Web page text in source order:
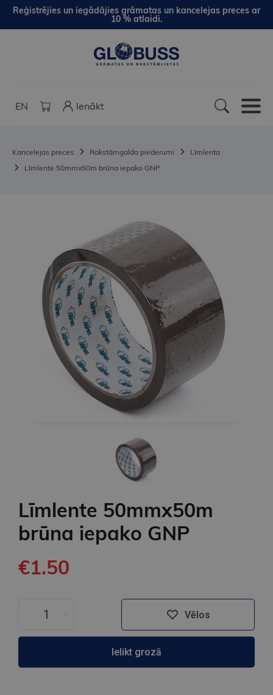
Reģistrējies un iegādājies grāmatas un kancelejas preces ar
10 % atlaidi.
EN Ienākt
Kancelejas preces Rakstāmgalda piederumi
Līmlenta
Līmlente 50mmx50m brūna iepako GNP
Līmlente 50mmx50m
brūna iepako GNP
€1.50
Vēlos
Ielikt grozā